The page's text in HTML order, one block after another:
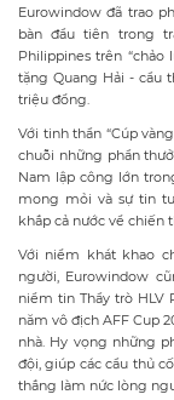
Eurowindow đã trao
bàn đầu tiên trong
Philippines trên “chảo
tặng Quang Hải - cầu
triệu đồng.
Với tinh thần “Cúp
chuỗi những phần
Nam lập công lớn
mong mỏi và sự tin
khắp cả nước về chiến
Với niềm khát khao
người, Eurowindow
niềm tin Thầy trò HLV
năm vô địch AFF Cup
nhà. Hy vọng những
đội, giúp các cầu thủ
thắng làm nức lòng